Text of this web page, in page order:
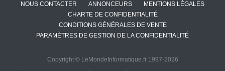
NOUS CONTACTER ANNONCEURS
MENTIONS LÉGALES
CHARTE DE CONFIDENTIALITÉ
CONDITIONS GÉNÉRALES DE VENTE
PARAMÈTRES DE GESTION DE LA CONFIDENTIALITÉ
Copyright © LeMondeInformatique.fr 1997-2026